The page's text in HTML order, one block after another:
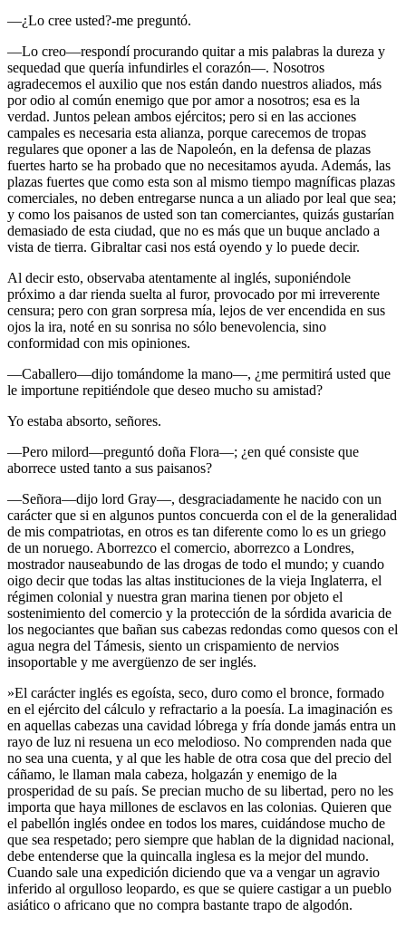
—¿Lo cree usted?-me preguntó.
—Lo creo—respondí procurando quitar a mis palabras la dureza y
sequedad que quería infundirles el corazón—. Nosotros
agradecemos el auxilio que nos están dando nuestros aliados, más
por odio al común enemigo que por amor a nosotros; esa es la
verdad. Juntos pelean ambos ejércitos; pero si en las acciones
campales es necesaria esta alianza, porque carecemos de tropas
regulares que oponer a las de Napoleón, en la defensa de plazas
fuertes harto se ha probado que no necesitamos ayuda. Además, las
plazas fuertes que como esta son al mismo tiempo magníficas plazas
comerciales, no deben entregarse nunca a un aliado por leal que sea;
y como los paisanos de usted son tan comerciantes, quizás gustarían
demasiado de esta ciudad, que no es más que un buque anclado a
vista de tierra. Gibraltar casi nos está oyendo y lo puede decir.
Al decir esto, observaba atentamente al inglés, suponiéndole
próximo a dar rienda suelta al furor, provocado por mi irreverente
censura; pero con gran sorpresa mía, lejos de ver encendida en sus
ojos la ira, noté en su sonrisa no sólo benevolencia, sino
conformidad con mis opiniones.
—Caballero—dijo tomándome la mano—, ¿me permitirá usted que
le importune repitiéndole que deseo mucho su amistad?
Yo estaba absorto, señores.
—Pero milord—preguntó doña Flora—; ¿en qué consiste que
aborrece usted tanto a sus paisanos?
—Señora—dijo lord Gray—, desgraciadamente he nacido con un
carácter que si en algunos puntos concuerda con el de la generalidad
de mis compatriotas, en otros es tan diferente como lo es un griego
de un noruego. Aborrezco el comercio, aborrezco a Londres,
mostrador nauseabundo de las drogas de todo el mundo; y cuando
oigo decir que todas las altas instituciones de la vieja Inglaterra, el
régimen colonial y nuestra gran marina tienen por objeto el
sostenimiento del comercio y la protección de la sórdida avaricia de
los negociantes que bañan sus cabezas redondas como quesos con el
agua negra del Támesis, siento un crispamiento de nervios
insoportable y me avergüenzo de ser inglés.
»El carácter inglés es egoísta, seco, duro como el bronce, formado
en el ejército del cálculo y refractario a la poesía. La imaginación es
en aquellas cabezas una cavidad lóbrega y fría donde jamás entra un
rayo de luz ni resuena un eco melodioso. No comprenden nada que
no sea una cuenta, y al que les hable de otra cosa que del precio del
cáñamo, le llaman mala cabeza, holgazán y enemigo de la
prosperidad de su país. Se precian mucho de su libertad, pero no les
importa que haya millones de esclavos en las colonias. Quieren que
el pabellón inglés ondee en todos los mares, cuidándose mucho de
que sea respetado; pero siempre que hablan de la dignidad nacional,
debe entenderse que la quincalla inglesa es la mejor del mundo.
Cuando sale una expedición diciendo que va a vengar un agravio
inferido al orgulloso leopardo, es que se quiere castigar a un pueblo
asiático o africano que no compra bastante trapo de algodón.